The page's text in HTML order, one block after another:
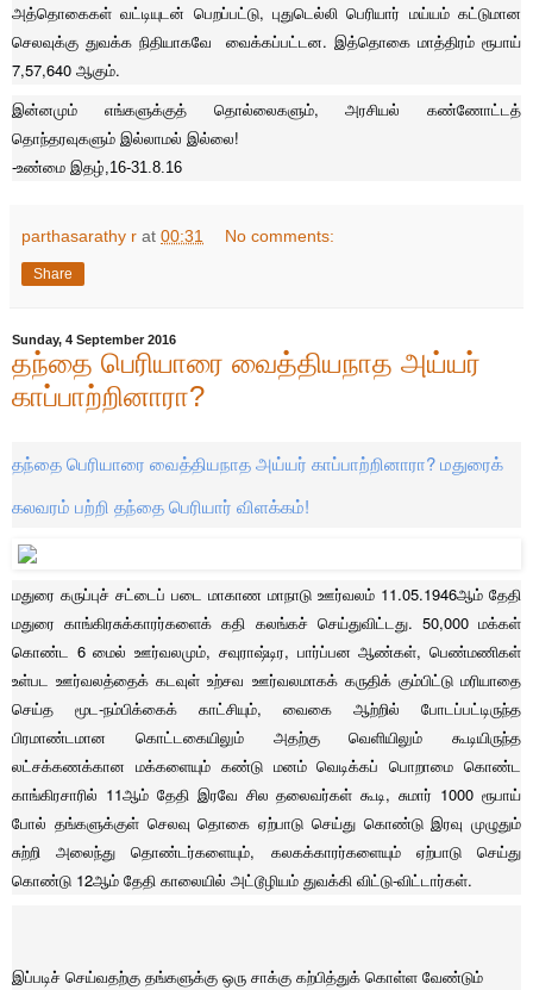
அத்தொகைகள் வட்டியுடன் பெறப்பட்டு, புதுடெல்லி பெரியார் மய்யம் கட்டுமான
செலவுக்கு துவக்க நிதியாகவே வைக்கப்பட்டன. இத்தொகை மாத்திரம் ரூபாய்
7,57,640 ஆகும்.
இன்னமும் எங்களுக்குத் தொல்லைகளும், அரசியல் கண்ணோட்டத்
தொந்தரவுகளும் இல்லாமல் இல்லை!
-உண்மை இதழ் ,16-31.8.16
parthasarathy r at 00:31 No comments:
Share
Sunday, 4 September 2016
தந்தை பெரியாரை வைத்தியநாத அய்யர்
காப்பாற்றினாரா?
தந்தை பெரியாரை வைத்தியநாத அய்யர் காப்பாற்றினாரா? மதுரைக்
கலவரம் பற்றி தந்தை பெரியார் விளக்கம்!
மதுரை கருப்புச் சட்டைப் படை மாகாண மாநாடு ஊர்வலம் 11.05.1946ஆம் தேதி
மதுரை காங்கிரசுக்காரர்களைக் கதி கலங்கச் செய்துவிட்டது. 50,000 மக்கள்
கொண்ட 6 மைல் ஊர்வலமும், சவுராஷ்டிர, பார்ப்பன ஆண்கள், பெண்மணிகள்
உள்பட ஊர்வலத்தைக் கடவுள் உற்சவ ஊர்வலமாகக் கருதிக் கும்பிட்டு மரியாதை
செய்த மூட-நம்பிக்கைக் காட்சியும், வைகை ஆற்றில் போடப்பட்டிருந்த
பிரமாண்டமான கொட்டகையிலும் அதற்கு வெளியிலும் கூடியிருந்த
லட்சக்கணக்கான மக்களையும் கண்டு மனம் வெடிக்கப் பொறாமை கொண்ட
காங்கிரசாரில் 11ஆம் தேதி இரவே சில தலைவர்கள் கூடி, சுமார் 1000 ரூபாய்
போல் தங்களுக்குள் செலவு தொகை ஏற்பாடு செய்து கொண்டு இரவு முழுதும்
சுற்றி அலைந்து தொண்டர்களையும், கலகக்காரர்களையும் ஏற்பாடு செய்து
கொண்டு 12ஆம் தேதி காலையில் அட்டூழியம் துவக்கி விட்டு-விட்டார்கள்.
இப்படிச் செய்வதற்கு தங்களுக்கு ஒரு சாக்கு கற்பித்துக் கொள்ள வேண்டும்